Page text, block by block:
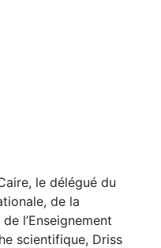
le délégué du
de la
l’Enseignement
scientifique, Driss